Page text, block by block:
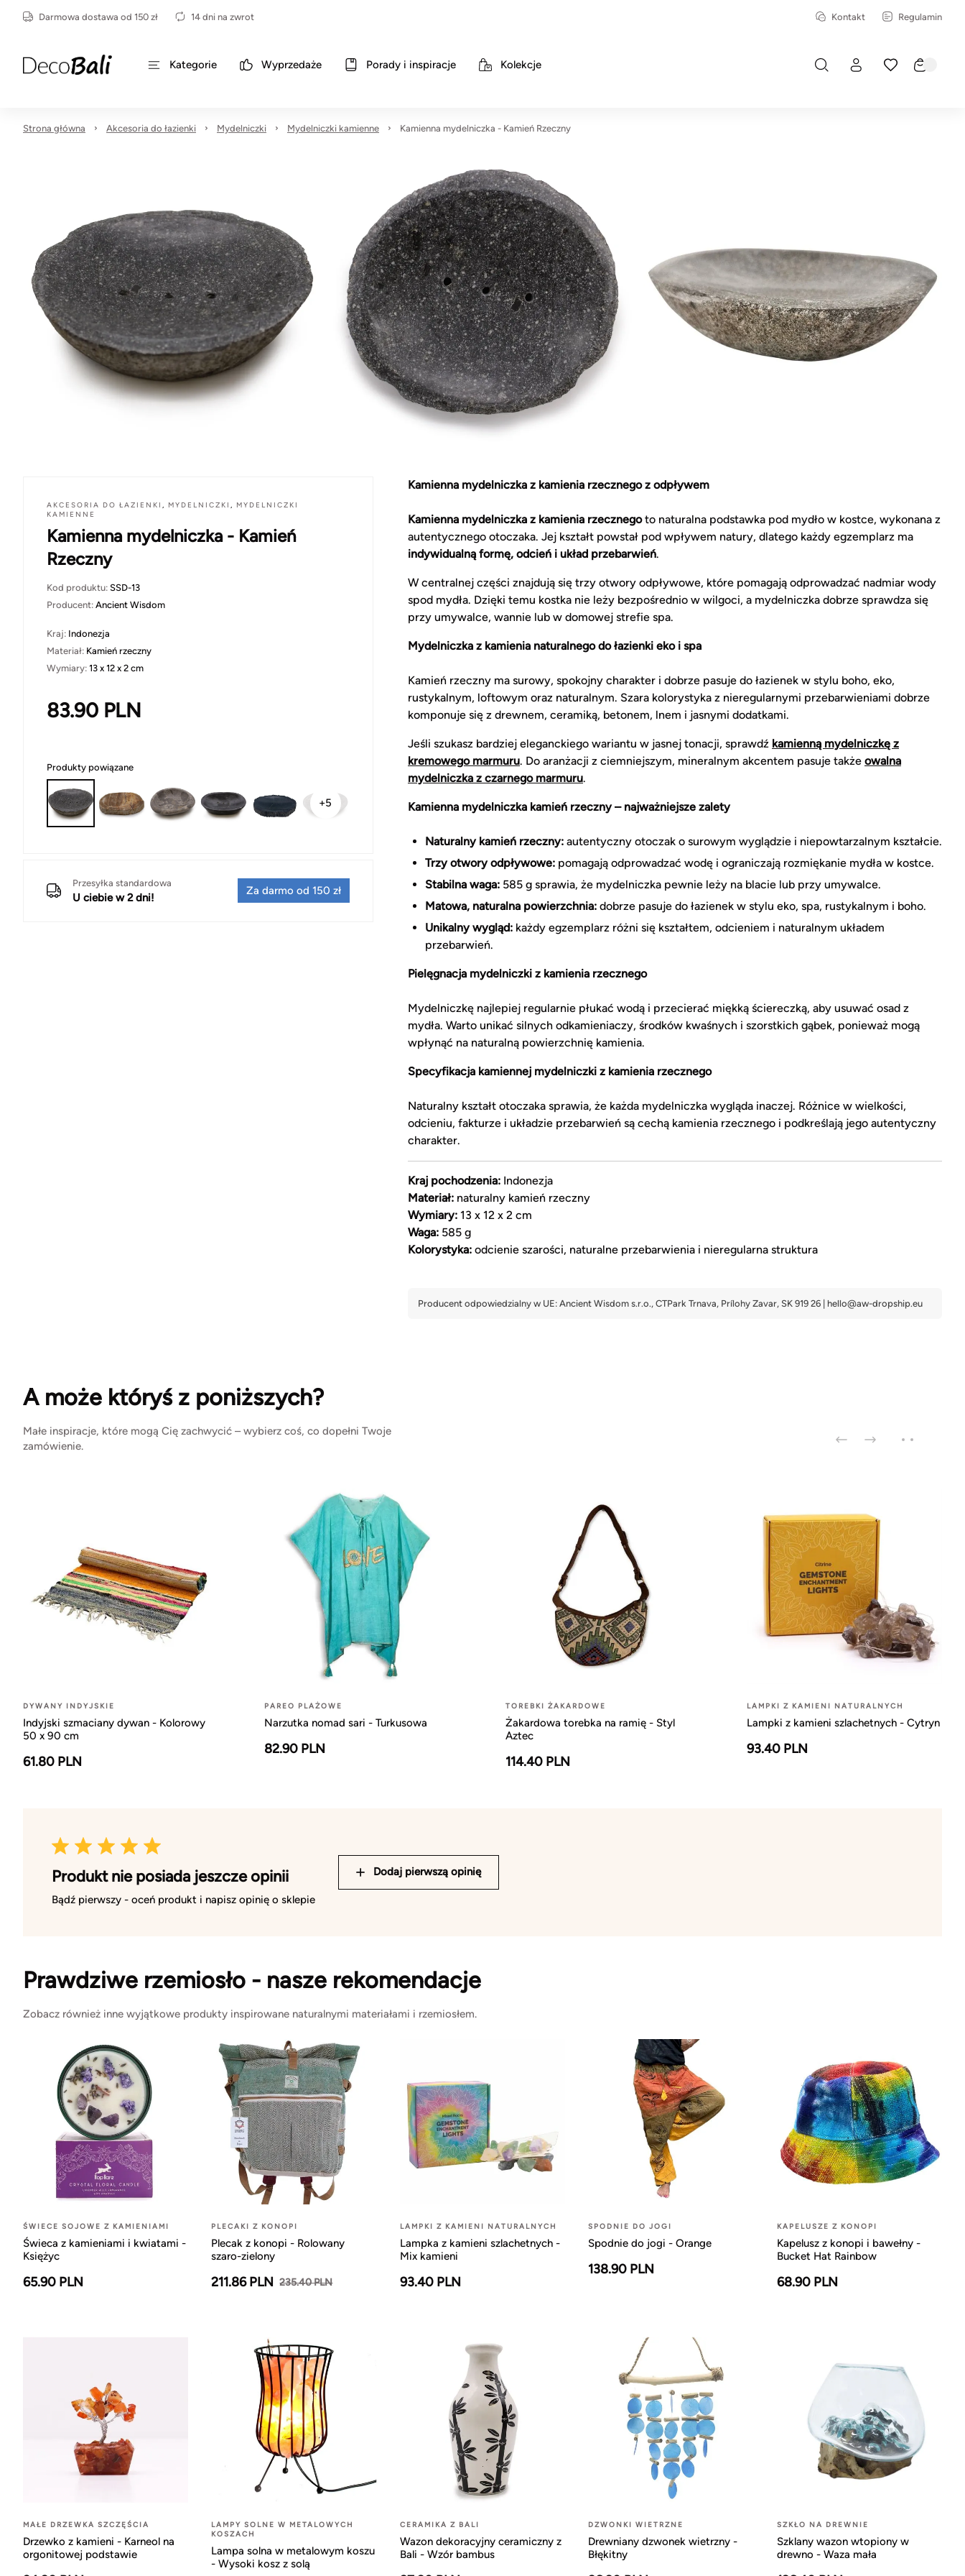
Darmowa dostawa od 150 zł 14 dni na zwrot Kontakt Regulamin
Kategorie Wyprzedaże Porady i inspiracje Kolekcje
Strona główna Akcesoria do łazienki Mydelniczki Mydelniczki kamienne Kamienna mydelniczka - Kamień Rzeczny
AKCESORIA DO ŁAZIENKI , MYDELNICZKI , MYDELNICZKI
KAMIENNE
Kamienna mydelniczka - Kamień
Rzeczny
Kod produktu: SSD-13
Producent: Ancient Wisdom
Kraj: Indonezja
Materiał: Kamień rzeczny
Wymiary: 13 x 12 x 2 cm
83.90 PLN
Produkty powiązane
+5
Przesyłka standardowa
U ciebie w 2 dni!
Za darmo od 150 zł
Kamienna mydelniczka z kamienia rzecznego z odpływem
Kamienna mydelniczka z kamienia rzecznegoto naturalna podstawka pod mydło w kostce, wykonana z
autentycznego otoczaka. Jej kształt powstał pod wpływem natury, dlatego każdy egzemplarz ma
indywidualną formę, odcień i układ przebarwień.
W centralnej części znajdują się trzy otwory odpływowe, które pomagają odprowadzać nadmiar wody
spod mydła. Dzięki temu kostka nie leży bezpośrednio w wilgoci, a mydelniczka dobrze sprawdza się
przy umywalce, wannie lub w domowej strefie spa.
Mydelniczka z kamienia naturalnego do łazienki eko i spa
Kamień rzeczny ma surowy, spokojny charakter i dobrze pasuje do łazienek w stylu boho, eko,
rustykalnym, loftowym oraz naturalnym. Szara kolorystyka z nieregularnymi przebarwieniami dobrze
komponuje się z drewnem, ceramiką, betonem, lnem i jasnymi dodatkami.
Jeśli szukasz bardziej eleganckiego wariantu w jasnej tonacji, sprawdź kamienną mydelniczkę z
kremowego marmuru. Do aranżacji z ciemniejszym, mineralnym akcentem pasuje także owalna
mydelniczka z czarnego marmuru.
Kamienna mydelniczka kamień rzeczny – najważniejsze zalety
Naturalny kamień rzeczny: autentyczny otoczak o surowym wyglądzie i niepowtarzalnym kształcie.
Trzy otwory odpływowe: pomagają odprowadzać wodę i ograniczają rozmiękanie mydła w kostce.
Stabilna waga: 585 g sprawia, że mydelniczka pewnie leży na blacie lub przy umywalce.
Matowa, naturalna powierzchnia: dobrze pasuje do łazienek w stylu eko, spa, rustykalnym i boho.
Unikalny wygląd: każdy egzemplarz różni się kształtem, odcieniem i naturalnym układem
przebarwień.
Pielęgnacja mydelniczki z kamienia rzecznego
Mydelniczkę najlepiej regularnie płukać wodą i przecierać miękką ściereczką, aby usuwać osad z
mydła. Warto unikać silnych odkamieniaczy, środków kwaśnych i szorstkich gąbek, ponieważ mogą
wpłynąć na naturalną powierzchnię kamienia.
Specyfikacja kamiennej mydelniczki z kamienia rzecznego
Naturalny kształt otoczaka sprawia, że każda mydelniczka wygląda inaczej. Różnice w wielkości,
odcieniu, fakturze i układzie przebarwień są cechą kamienia rzecznego i podkreślają jego autentyczny
charakter.
Kraj pochodzenia: Indonezja
Materiał: naturalny kamień rzeczny
Wymiary: 13 x 12 x 2 cm
Waga: 585 g
Kolorystyka: odcienie szarości, naturalne przebarwienia i nieregularna struktura
A może któryś z poniższych?
Małe inspiracje, które mogą Cię zachwycić – wybierz coś, co dopełni Twoje
zamówienie.
DYWANY INDYJSKIE
Indyjski szmaciany dywan - Kolorowy
50 x 90 cm
61.80 PLN
PAREO PLAŻOWE
Narzutka nomad sari - Turkusowa
82.90 PLN
TOREBKI ŻAKARDOWE
Żakardowa torebka na ramię - Styl
Aztec
114.40 PLN
LAMPKI Z KAMIENI NATURALNYCH
Lampki z kamieni szlachetnych - Cytryn
93.40 PLN
Produkt nie posiada jeszcze opinii
Bądź pierwszy - oceń produkt i napisz opinię o sklepie
Dodaj pierwszą opinię
Prawdziwe rzemiosło - nasze rekomendacje
Zobacz również inne wyjątkowe produkty inspirowane naturalnymi materiałami i rzemiosłem.
ŚWIECE SOJOWE Z KAMIENIAMI
Świeca z kamieniami i kwiatami -
Księżyc
65.90 PLN
PLECAKI Z KONOPI
Plecak z konopi - Rolowany
szaro-zielony
211.86 PLN 235.40 PLN
LAMPKI Z KAMIENI NATURALNYCH
Lampka z kamieni szlachetnych -
Mix kamieni
93.40 PLN
SPODNIE DO JOGI
Spodnie do jogi - Orange
138.90 PLN
KAPELUSZE Z KONOPI
Kapelusz z konopi i bawełny -
Bucket Hat Rainbow
68.90 PLN
MAŁE DRZEWKA SZCZĘŚCIA
Drzewko z kamieni - Karneol na
orgonitowej podstawie
LAMPY SOLNE W METALOWYCH
KOSZACH
Lampa solna w metalowym koszu
- Wysoki kosz z solą
CERAMIKA Z BALI
Wazon dekoracyjny ceramiczny z
Bali - Wzór bambus
DZWONKI WIETRZNE
Drewniany dzwonek wietrzny -
Błękitny
SZKŁO NA DREWNIE
Szklany wazon wtopiony w
drewno - Waza mała